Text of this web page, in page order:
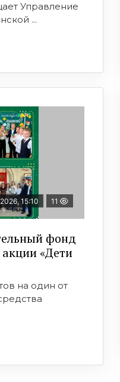
Управление
...
15:10 11
фонд
акции «Дети
на один от